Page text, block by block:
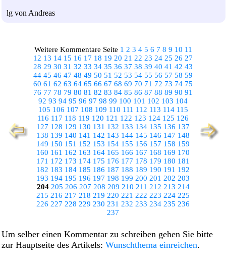
lg von Andreas
Weitere Kommentare Seite 1 2 3 4 5 6 7 8 9 10 11
12 13 14 15 16 17 18 19 20 21 22 23 24 25 26 27
28 29 30 31 32 33 34 35 36 37 38 39 40 41 42 43
44 45 46 47 48 49 50 51 52 53 54 55 56 57 58 59
60 61 62 63 64 65 66 67 68 69 70 71 72 73 74 75
76 77 78 79 80 81 82 83 84 85 86 87 88 89 90 91
92 93 94 95 96 97 98 99 100 101 102 103 104
105 106 107 108 109 110 111 112 113 114 115
116 117 118 119 120 121 122 123 124 125 126
127 128 129 130 131 132 133 134 135 136 137
138 139 140 141 142 143 144 145 146 147 148
149 150 151 152 153 154 155 156 157 158 159
160 161 162 163 164 165 166 167 168 169 170
171 172 173 174 175 176 177 178 179 180 181
182 183 184 185 186 187 188 189 190 191 192
193 194 195 196 197 198 199 200 201 202 203
204 205 206 207 208 209 210 211 212 213 214
215 216 217 218 219 220 221 222 223 224 225
226 227 228 229 230 231 232 233 234 235 236
237
Um selber einen Kommentar zu schreiben gehen Sie bitte
zur Hauptseite des Artikels: Wunschthema einreichen.